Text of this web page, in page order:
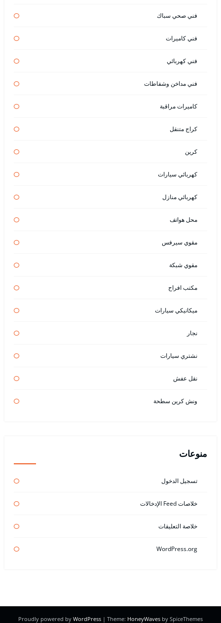
فني صحي سباك
فني كاميرات
فني كهربائي
فني مداخن وشفاطات
كاميرات مراقبة
كراج متنقل
كرين
كهربائي سيارات
كهربائي منازل
محل هواتف
مقوي سيرفس
مقوي شبكة
مكتب افراح
ميكانيكي سيارات
نجار
نشتري سيارات
نقل عفش
ونش كرين سطحة
منوعات
تسجيل الدخول
خلاصات Feed الإدخالات
خلاصة التعليقات
WordPress.org
Proudly powered by WordPress | Theme: HoneyWaves by SpiceThemes